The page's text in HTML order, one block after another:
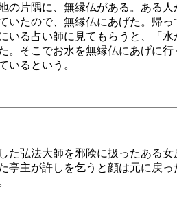
の片隅に、無縁仏がある。ある
いたので、無縁仏にあげた。帰
いる占い師に見てもらうと、「
。そこでお水を無縁仏にあげに行
いるという。
た弘法大師を邪険に扱ったある
亭主が許しを乞うと顔は元に戻